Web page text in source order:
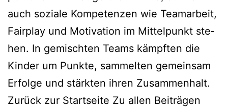
auch sozia­le Kom­pe­ten­zen wie Team­ar­beit,
Fair­play und Moti­va­ti­on im Mit­tel­punkt ste­
hen. In gemisch­ten Teams kämpf­ten die
Kin­der um Punk­te, sam­mel­ten gemein­sam
Erfol­ge und stärk­ten ihren Zusam­men­halt.
Zurück zur Start­sei­te Zu allen Bei­trä­gen